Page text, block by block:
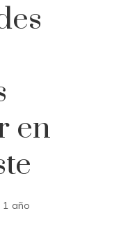
en
1 año